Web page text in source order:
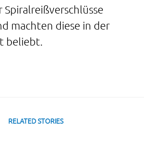
Spiralreißverschlüsse
machten diese in der
beliebt.
RELATED STORIES